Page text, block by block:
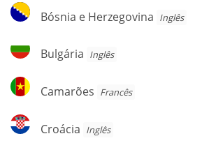
Bósnia
e
Bósnia e Herzegovina Inglês
Bulgária
Bulgária Inglês
Camarões
Camarões Francês
Croácia
Croácia Inglês